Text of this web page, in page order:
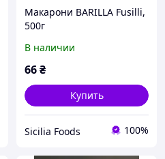
Макарони BARILLA Fusilli,
500г
В наличии
66₴
Купить
Sicilia Foods 100%